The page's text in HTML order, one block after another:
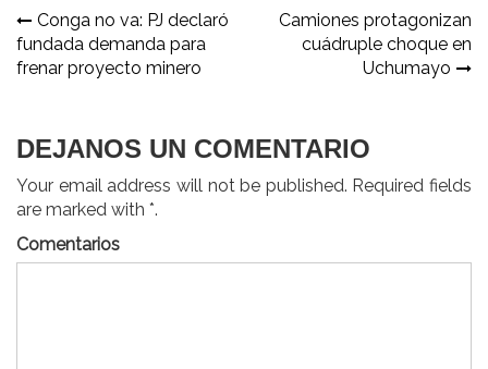
Navegación
de
Conga no va: PJ declaró
fundada demanda para
frenar proyecto minero
Camiones protagonizan
cuádruple choque en
Uchumayo
DEJANOS UN COMENTARIO
Your email address will not be published. Required fields
are marked with *.
Comentarios